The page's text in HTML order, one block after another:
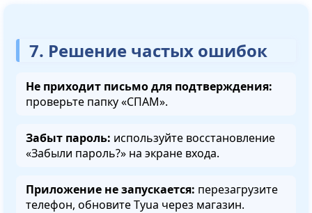
7. Решение частых ошибок
Не приходит письмо для подтверждения:
проверьте папку «СПАМ».
Забыт пароль: используйте восстановление
«Забыли пароль?» на экране входа.
Приложение не запускается: перезагрузите
телефон, обновите Tyua через магазин.